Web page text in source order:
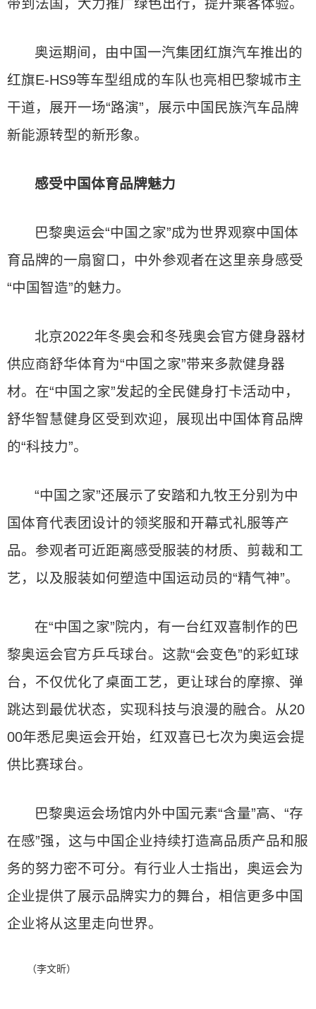
带到法国，大力推广绿色出行，提升乘客体验。
奥运期间，由中国一汽集团红旗汽车推出的
红旗E-HS9等车型组成的车队也亮相巴黎城市主
干道，展开一场“路演”，展示中国民族汽车品牌
新能源转型的新形象。
感受中国体育品牌魅力
巴黎奥运会“中国之家”成为世界观察中国体
育品牌的一扇窗口，中外参观者在这里亲身感受
“中国智造”的魅力。
北京2022年冬奥会和冬残奥会官方健身器材
供应商舒华体育为“中国之家”带来多款健身器
材。在“中国之家”发起的全民健身打卡活动中，
舒华智慧健身区受到欢迎，展现出中国体育品牌
的“科技力”。
“中国之家”还展示了安踏和九牧王分别为中
国体育代表团设计的领奖服和开幕式礼服等产
品。参观者可近距离感受服装的材质、剪裁和工
艺，以及服装如何塑造中国运动员的“精气神”。
在“中国之家”院内，有一台红双喜制作的巴
黎奥运会官方乒乓球台。这款“会变色”的彩虹球
台，不仅优化了桌面工艺，更让球台的摩擦、弹
跳达到最优状态，实现科技与浪漫的融合。从20
00年悉尼奥运会开始，红双喜已七次为奥运会提
供比赛球台。
巴黎奥运会场馆内外中国元素“含量”高、“存
在感”强，这与中国企业持续打造高品质产品和服
务的努力密不可分。有行业人士指出，奥运会为
企业提供了展示品牌实力的舞台，相信更多中国
企业将从这里走向世界。
（李文昕）